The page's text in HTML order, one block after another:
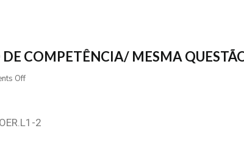
COMPETÊNCIA/ MESMA
Off
2